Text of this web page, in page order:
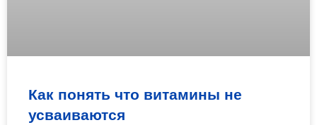
Как понять что витамины не
усваиваются